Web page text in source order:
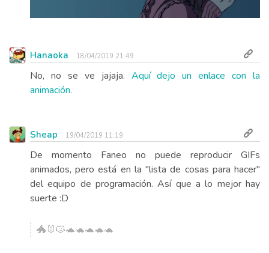
Hanaoka 18/04/2019 21:49
No, no se ve jajaja. Aquí dejo un enlace con la
animación.
Sheap 19/04/2019 11:19
De momento Faneo no puede reproducir GIFs
animados, pero está en la "lista de cosas para hacer"
del equipo de programación. Así que a lo mejor hay
suerte :D
🐲🐰🐱🐢🐢🐢🐢🐢